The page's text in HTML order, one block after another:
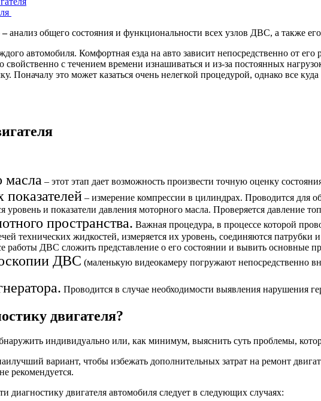
–анализ общего состояния и функциональности всех узлов ДВС, а также
автомобиля. Комфортная езда на авто зависит непосредственно от
с течением времени изнашиваться и из-за постоянных
Поначалу это может казаться очень нелегкой процедурой, однако все
масла – этот этап дает возможность произвести точную оценку
– измерение компрессии в цилиндрах. Проводится для
и показатели давления моторного масла. Проверяется давление
пространства. Важная процедура, в процессе которой
технических жидкостей, измеряется их уровень, соединяются
работы ДВС сложить представление о его состоянии и вывить основные
ДВС (маленькую видеокамеру погружают непосредственно
Проводится в случае необходимости выявления нарушения
двигателя?
индивидуально или, как минимум, выяснить суть проблемы,
вариант, чтобы избежать дополнительных затрат на ремонт
рекомендуется.
диагностику двигателя автомобиля следует в следующих случаях: